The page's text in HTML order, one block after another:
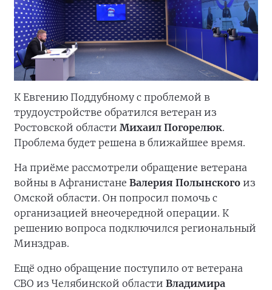
К Евгению Поддубному с проблемой в
трудоустройстве обратился ветеран из
Ростовской области Михаил Погорелюк.
Проблема будет решена в ближайшее время.
На приёме рассмотрели обращение ветерана
войны в Афганистане Валерия Полынского из
Омской области. Он попросил помочь с
организацией внеочередной операции. К
решению вопроса подключился региональный
Минздрав.
Ещё одно обращение поступило от ветерана
СВО из Челябинской области Владимира